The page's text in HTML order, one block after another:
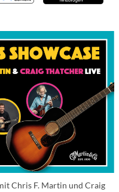
Chris F. Martin und Craig